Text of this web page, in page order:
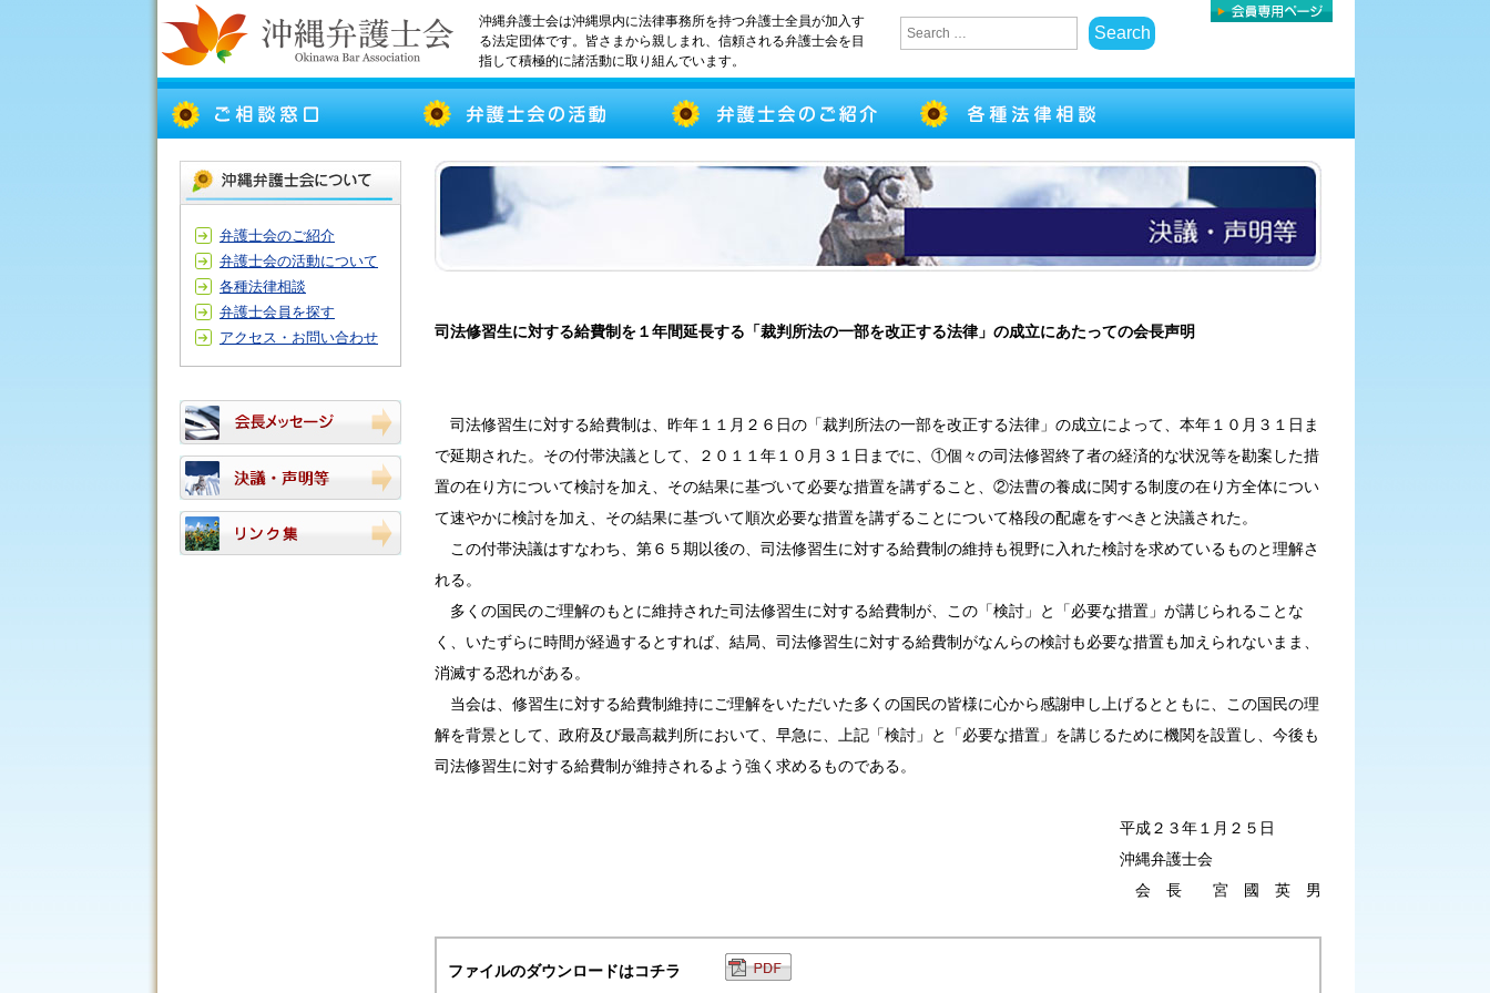
沖縄弁護士会は沖縄県内に法律事務所を持つ弁護士全員が加入す
る法定団体です。皆さまから親しまれ、信頼される弁護士会を目
指して積極的に諸活動に取り組んでいます。
弁護士会のご紹介
弁護士会の活動について
各種法律相談
弁護士会員を探す
アクセス・お問い合わせ
司法修習生に対する給費制を１年間延長する「裁判所法の一部を改正する法律」の成立にあたっての会長声明
司法修習生に対する給費制は、昨年１１月２６日の「裁判所法の一部を改正する法律」の成立によって、本年１０月３１日ま
で延期された。その付帯決議として、２０１１年１０月３１日までに、①個々の司法修習終了者の経済的な状況等を勘案した措
置の在り方について検討を加え、その結果に基づいて必要な措置を講ずること、②法曹の養成に関する制度の在り方全体につい
て速やかに検討を加え、その結果に基づいて順次必要な措置を講ずることについて格段の配慮をすべきと決議された。
この付帯決議はすなわち、第６５期以後の、司法修習生に対する給費制の維持も視野に入れた検討を求めているものと理解さ
れる。
多くの国民のご理解のもとに維持された司法修習生に対する給費制が、この「検討」と「必要な措置」が講じられることな
く、いたずらに時間が経過するとすれば、結局、司法修習生に対する給費制がなんらの検討も必要な措置も加えられないまま、
消滅する恐れがある。
当会は、修習生に対する給費制維持にご理解をいただいた多くの国民の皆様に心から感謝申し上げるとともに、この国民の理
解を背景として、政府及び最高裁判所において、早急に、上記 「検討」と「必要な措置」を講じるために機関を設置し、今後も
司法修習生に対する給費制が維持されるよう強く求めるものである。
平成２３年１月２５日
沖縄弁護士会
会 長 宮 國 英 男
ファイルのダウンロードはコチラ